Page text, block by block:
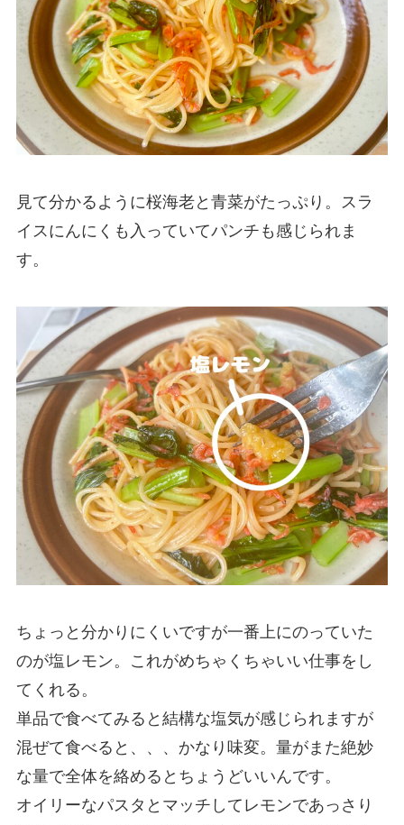
見て分かるように桜海老と青菜がたっぷり。スラ
イスにんにくも入っていてパンチも感じられま
す。
ちょっと分かりにくいですが一番上にのっていた
のが塩レモン。これがめちゃくちゃいい仕事をし
てくれる。
単品で食べてみると結構な塩気が感じられますが
混ぜて食べると、、、かなり味変。量がまた絶妙
な量で全体を絡めるとちょうどいいんです。
オイリーなパスタとマッチしてレモンであっさり